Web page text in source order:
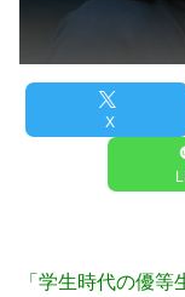
X
「学生時代の優等